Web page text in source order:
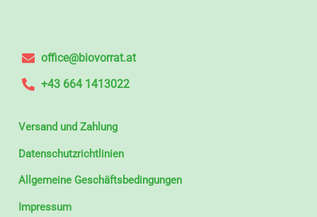
office@biovorrat.at
+43 664 1413022
Versand und Zahlung
Datenschutzrichtlinien
Allgemeine Geschäftsbedingungen
Impressum